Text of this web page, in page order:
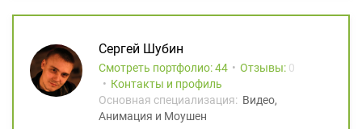
Сергей Шубин
Смотреть портфолио: 44 Отзывы: 0
Контакты и профиль
Основная специализация: Видео,
Анимация и Моушен